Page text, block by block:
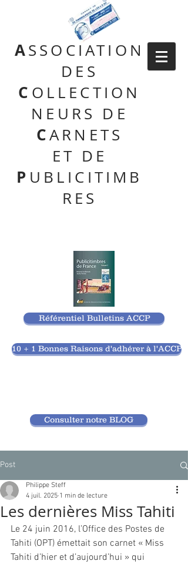
ASSOCIATION
DES
C OLLECTION
NEURS DE
CARNETS
ET DE
P UBLICITIMB
RES
Référentiel Bulletins ACCP
10 + 1 Bonnes Raisons d'adhérer à l'ACCP
Consulter notre BLOG
Post
Les dernières Miss Tahiti
Philippe Steff
4 juil. 2025 1 min de lecture
Le 24 juin 2016, l’Office des Postes de
Tahiti (OPT) émettait son carnet « Miss
Tahiti d’hier et d’aujourd’hui » qui